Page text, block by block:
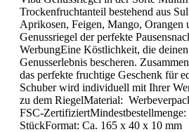
Trockenfruchtanteil bestehend aus
Aprikosen, Feigen, Mango, Orangen
Genussriegel der perfekte
WerbungEine Köstlichkeit, die
Genusserlebnis bescheren.
das perfekte fruchtige Geschenk für
Schuber wird individuell mit Ihrer
zu dem RiegelMaterial:
FSC-
StückFormat: Ca. 165 x 40 x 10 mm